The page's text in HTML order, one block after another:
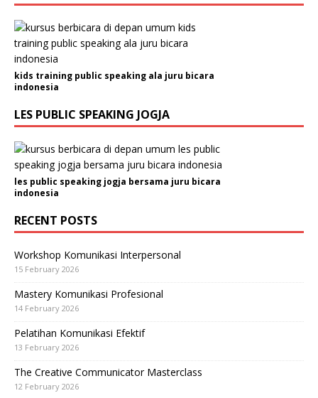
kids training public speaking ala juru bicara
indonesia
LES PUBLIC SPEAKING JOGJA
les public speaking jogja bersama juru bicara
indonesia
RECENT POSTS
Workshop Komunikasi Interpersonal
15 February 2026
Mastery Komunikasi Profesional
14 February 2026
Pelatihan Komunikasi Efektif
13 February 2026
The Creative Communicator Masterclass
12 February 2026